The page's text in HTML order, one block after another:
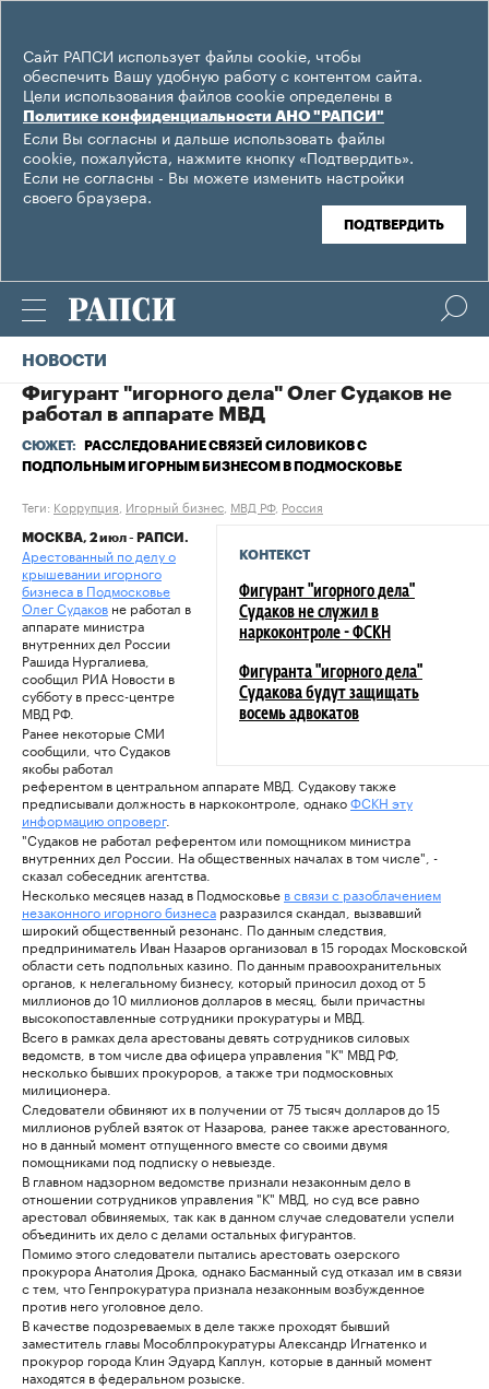
Сайт РАПСИ использует файлы cookie, чтобы
обеспечить Вашу удобную работу с контентом сайта.
Цели использования файлов cookie определены в
Политике конфиденциальности АНО "РАПСИ"
Если Вы согласны и дальше использовать файлы
cookie, пожалуйста, нажмите кнопку «Подтвердить».
Если не согласны - Вы можете изменить настройки
своего браузера.
ПОДТВЕРДИТЬ
НОВОСТИ
Фигурант "игорного дела" Олег Судаков не
работал в аппарате МВД
СЮЖЕТ:
РАССЛЕДОВАНИЕ СВЯЗЕЙ СИЛОВИКОВ С
ПОДПОЛЬНЫМ ИГОРНЫМ БИЗНЕСОМ В ПОДМОСКОВЬЕ
Теги: Коррупция Игорный бизнес МВД РФ, Россия
КОНТЕКСТ
Фигурант "игорного дела"
Судаков не служил в
наркоконтроле - ФСКН
Фигуранта "игорного дела"
Судакова будут защищать
восемь адвокатов
МОСКВА, 2 июл - РАПСИ.
Арестованный по делу о
крышевании игорного
бизнеса в Подмосковье
Олег Судаков не работал в
аппарате министра
внутренних дел России
Рашида Нургалиева,
сообщил РИА Новости в
субботу в пресс-центре
МВД РФ.
Ранее некоторые СМИ
сообщили, что Судаков
якобы работал
референтом в центральном аппарате МВД. Судакову также
предписывали должность в наркоконтроле, однакоФСКН эту
информацию опроверг.
"Судаков не работал референтом или помощником министра
внутренних дел России. На общественных началах в том числе", -
сказал собеседник агентства.
Несколько месяцев назад в Подмосковье в связи с разоблачением
незаконного игорного бизнеса разразился скандал, вызвавший
широкий общественный резонанс. По данным следствия,
предприниматель Иван Назаров организовал в 15 городах Московской
области сеть подпольных казино. По данным правоохранительных
органов, к нелегальному бизнесу, который приносил доход от 5
миллионов до 10 миллионов долларов в месяц, были причастны
высокопоставленные сотрудники прокуратуры и МВД.
Всего в рамках дела арестованы девять сотрудников силовых
ведомств, в том числе два офицера управления "К" МВД РФ,
несколько бывших прокуроров, а также три подмосковных
милиционера.
Следователи обвиняют их в получении от 75 тысяч долларов до 15
миллионов рублей взяток от Назарова, ранее также арестованного,
но в данный момент отпущенного вместе со своими двумя
помощниками под подписку о невыезде.
В главном надзорном ведомстве признали незаконным дело в
отношении сотрудников управления "К" МВД, но суд все равно
арестовал обвиняемых, так как в данном случае следователи успели
объединить их дело с делами остальных фигурантов.
Помимо этого следователи пытались арестовать озерского
прокурора Анатолия Дрока, однако Басманный суд отказал им в связи
с тем, что Генпрокуратура признала незаконным возбужденное
против него уголовное дело.
В качестве подозреваемых в деле также проходят бывший
заместитель главы Мособлпрокуратуры Александр Игнатенко и
прокурор города Клин Эдуард Каплун, которые в данный момент
находятся в федеральном розыске.